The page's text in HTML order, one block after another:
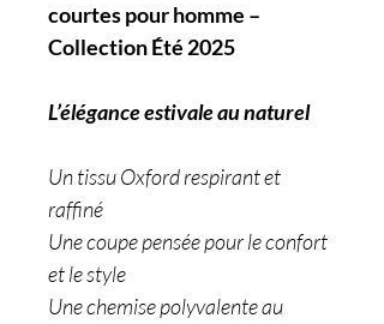
courtes pour homme –
Collection Été 2025
L’élégance estivale au naturel
Un tissu Oxford respirant et
raffiné
Une coupe pensée pour le confort
et le style
Une chemise polyvalente au